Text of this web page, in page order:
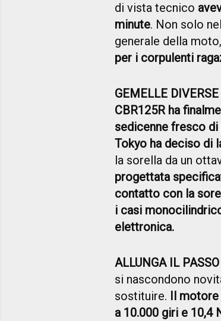
di vista tecnico
minute. Non solo
generale della moto,
per i corpulenti
GEMELLE DIVERSE
CBR125R ha
sedicenne fresco
Tokyo ha deciso di
la sorella da un
progettata
contatto con la
i casi
elettronica.
ALLUNGA IL
si nascondono
sostituire. Il motore
a 10.000 giri e 10,4